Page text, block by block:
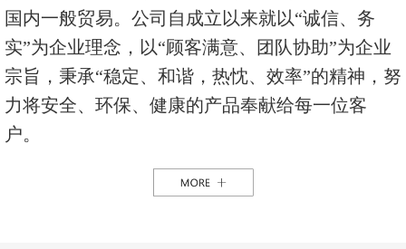
国内一般贸易。公司自成立以来就以“诚信、务
实”为企业理念，以“顾客满意、团队协助”为企业
宗旨，秉承“稳定、和谐，热忱、效率”的精神，努
力将安全、环保、健康的产品奉献给每一位客
户。